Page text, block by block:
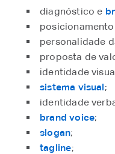
diagnóstico e
personalidade
proposta de
identidade
sistema visual⁠;
identidade
brand voice⁠;
slogan⁠;
tagline⁠;